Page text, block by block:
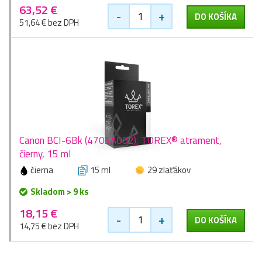
63,52 €
51,64 € bez DPH - + DO KOŠÍKA
Canon BCI-6Bk (4705A002), TOREX® atrament,
čierny, 15 ml
čierna 15 ml
29 zlaťákov
Skladom > 9 ks
18,15 €
14,75 € bez DPH - + DO KOŠÍKA